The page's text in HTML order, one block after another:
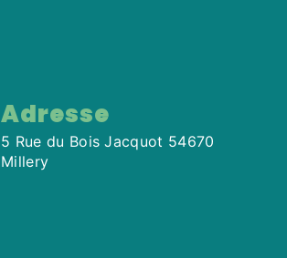
Adresse
5 Rue du Bois Jacquot 54670
Millery